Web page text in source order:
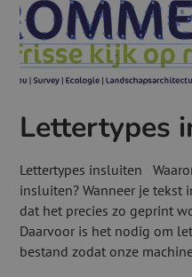
Lettertypes
Lettertypes insluiten
insluiten? Wanneer je
dat het precies zo geprint
Daarvoor is het nodig om
bestand zodat onze